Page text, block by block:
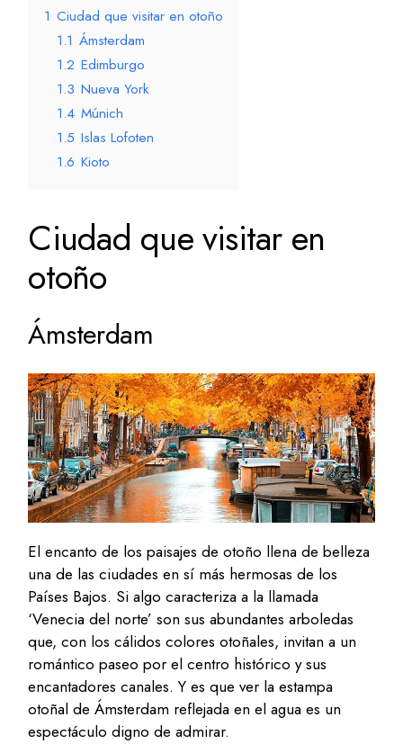
1 Ciudad que visitar en otoño
1.1 Ámsterdam
1.2 Edimburgo
1.3 Nueva York
1.4 Múnich
1.5 Islas Lofoten
1.6 Kioto
Ciudad que visitar en
otoño
Ámsterdam
El encanto de los paisajes de otoño llena de belleza
una de las ciudades en sí más hermosas de los
Países Bajos. Si algo caracteriza a la llamada
‘Venecia del norte’ son sus abundantes arboledas
que, con los cálidos colores otoñales, invitan a un
romántico paseo por el centro histórico y sus
encantadores canales. Y es que ver la estampa
otoñal de Ámsterdam reflejada en el agua es un
espectáculo digno de admirar.